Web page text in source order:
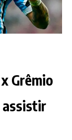
Grêmio
assistir